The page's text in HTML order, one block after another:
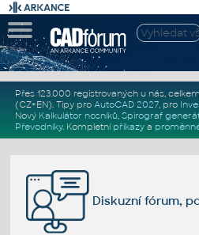
Přes 123.000 registrovaných u nás, celkem
(CZ+EN). Tipy pro AutoCAD 2027, pro
Nový Kalkulátor nosníků, Spirograf
Převodníky. Kompletní příkazya
Diskuzní fórum,